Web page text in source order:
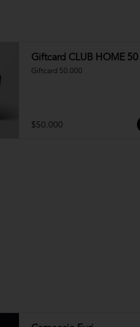
Giftcard CLUB HOME 50
Giftcard 50.000
$50.000